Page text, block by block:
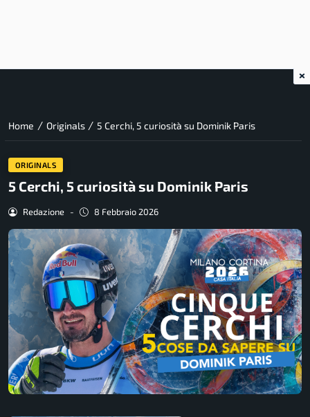
Home / Originals / 5 Cerchi, 5 curiosità su Dominik Paris
ORIGINALS
5 Cerchi, 5 curiosità su Dominik Paris
Redazione - 8 Febbraio 2026
×